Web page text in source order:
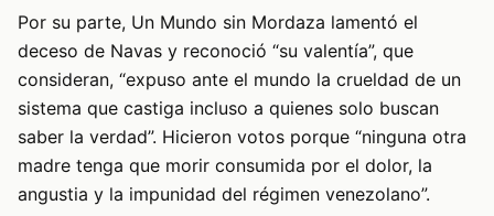
Por su parte, Un Mundo sin Mordaza lamentó el
deceso de Navas y reconoció “su valentía”, que
consideran, “expuso ante el mundo la crueldad de un
sistema que castiga incluso a quienes solo buscan
saber la verdad”. Hicieron votos porque “ninguna otra
madre tenga que morir consumida por el dolor, la
angustia y la impunidad del régimen venezolano”.